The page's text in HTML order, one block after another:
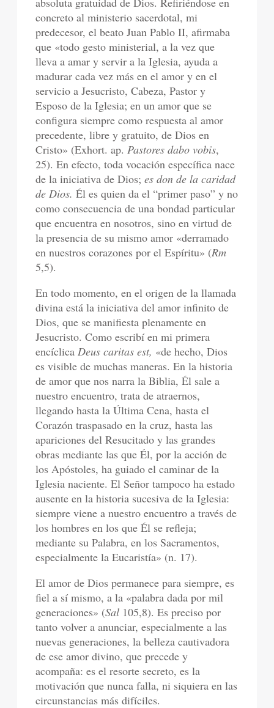
concreto al ministerio sacerdotal, mi
predecesor, el beato Juan Pablo II, afirmaba
que «todo gesto ministerial, a la vez que
lleva a amar y servir a la Iglesia, ayuda a
madurar cada vez más en el amor y en el
servicio a Jesucristo, Cabeza, Pastor y
Esposo de la Iglesia; en un amor que se
configura siempre como respuesta al amor
precedente, libre y gratuito, de Dios en
Cristo» (Exhort. ap.Pastores dabo vobis,
25). En efecto, toda vocación específica nace
de la iniciativa de Dios;es don de la caridad
de Dios.Él es quien da el “primer paso” y no
como consecuencia de una bondad particular
que encuentra en nosotros, sino en virtud de
la presencia de su mismo amor «derramado
en nuestros corazones por el Espíritu» (Rm
5,5).
En todo momento, en el origen de la llamada
divina está la iniciativa del amor infinito de
Dios, que se manifiesta plenamente en
Jesucristo. Como escribí en mi primera
encíclicaDeus caritas est, «de hecho, Dios
es visible de muchas maneras. En la historia
de amor que nos narra la Biblia, Él sale a
nuestro encuentro, trata de atraernos,
llegando hasta la Última Cena, hasta el
Corazón traspasado en la cruz, hasta las
apariciones del Resucitado y las grandes
obras mediante las que Él, por la acción de
los Apóstoles, ha guiado el caminar de la
Iglesia naciente. El Señor tampoco ha estado
ausente en la historia sucesiva de la Iglesia:
siempre viene a nuestro encuentro a través de
los hombres en los que Él se refleja;
mediante su Palabra, en los Sacramentos,
especialmente la Eucaristía» (n. 17).
El amor de Dios permanece para siempre, es
fiel a sí mismo, a la «palabra dada por mil
generaciones» (Sal 105,8). Es preciso por
tanto volver a anunciar, especialmente a las
nuevas generaciones, la belleza cautivadora
de ese amor divino, que precede y
acompaña: es el resorte secreto, es la
motivación que nunca falla, ni siquiera en las
circunstancias más difíciles.